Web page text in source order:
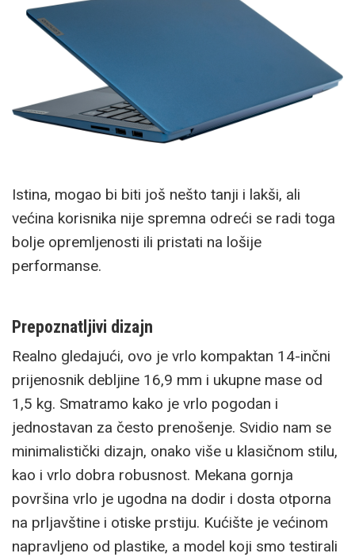
Istina, mogao bi biti još nešto tanji i lakši, ali
većina korisnika nije spremna odreći se radi toga
bolje opremljenosti ili pristati na lošije
performanse.
Prepoznatljivi dizajn
Realno gledajući, ovo je vrlo kompaktan 14-inčni
prijenosnik debljine 16,9 mm i ukupne mase od
1,5 kg. Smatramo kako je vrlo pogodan i
jednostavan za često prenošenje. Svidio nam se
minimalistički dizajn, onako više u klasičnom stilu,
kao i vrlo dobra robusnost. Mekana gornja
površina vrlo je ugodna na dodir i dosta otporna
na prljavštine i otiske prstiju. Kućište je većinom
napravljeno od plastike, a model koji smo testirali